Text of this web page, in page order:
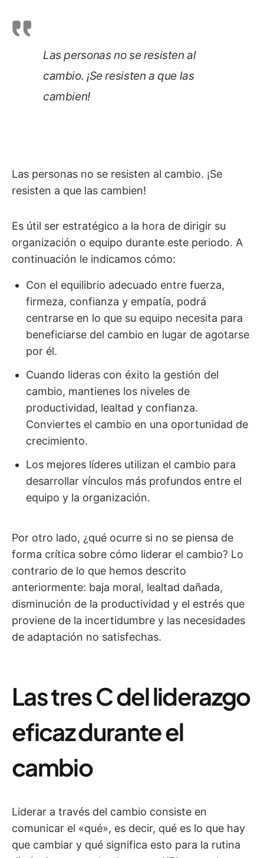
Las personas no se resisten al
cambio. ¡Se resisten a que las
cambien!
Las personas no se resisten al cambio. ¡Se
resisten a que las cambien!
Es útil ser estratégico a la hora de dirigir su
organización o equipo durante este periodo. A
continuación le indicamos cómo:
Con el equilibrio adecuado entre fuerza,
firmeza, confianza y empatía, podrá
centrarse en lo que su equipo necesita para
beneficiarse del cambio en lugar de agotarse
por él.
Cuando lideras con éxito la gestión del
cambio, mantienes los niveles de
productividad, lealtad y confianza.
Conviertes el cambio en una oportunidad de
crecimiento.
Los mejores líderes utilizan el cambio para
desarrollar vínculos más profundos entre el
equipo y la organización.
Por otro lado, ¿qué ocurre si no se piensa de
forma crítica sobre cómo liderar el cambio? Lo
contrario de lo que hemos descrito
anteriormente: baja moral, lealtad dañada,
disminución de la productividad y el estrés que
proviene de la incertidumbre y las necesidades
de adaptación no satisfechas.
Las tres C del liderazgo
eficaz durante el
cambio
Liderar a través del cambio consiste en
comunicar el «qué», es decir, qué es lo que hay
que cambiar y qué significa esto para la rutina